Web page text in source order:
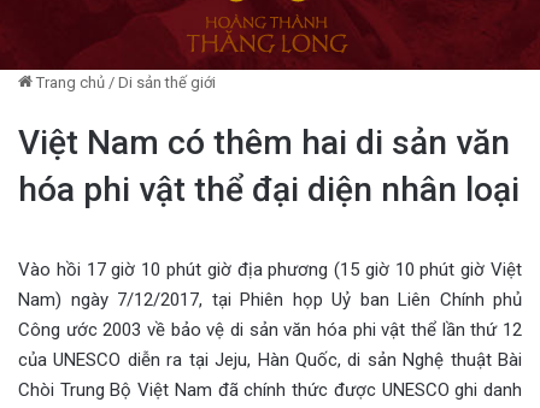
Trang chủ / Di sản thế giới
Việt Nam có thêm hai di sản văn
hóa phi vật thể đại diện nhân loại
Vào hồi 17 giờ 10 phút giờ địa phương (15 giờ 10 phút giờ Việt
Nam) ngày 7/12/2017, tại Phiên họp Uỷ ban Liên Chính phủ
Công ước 2003 về bảo vệ di sản văn hóa phi vật thể lần thứ 12
của UNESCO diễn ra tại Jeju, Hàn Quốc, di sản Nghệ thuật Bài
Chòi Trung Bộ Việt Nam đã chính thức được UNESCO ghi danh